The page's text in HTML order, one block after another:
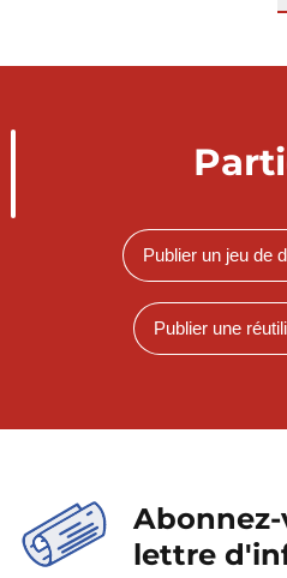
Publier un jeu de
Publier une
lettre